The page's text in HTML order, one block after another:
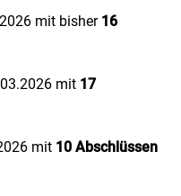
mit bisher16
mit 17
mit 10 Abschlüssen